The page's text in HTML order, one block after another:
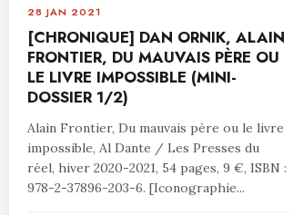
28 JAN 2021
[CHRONIQUE] DAN ORNIK, ALAIN
FRONTIER, DU MAUVAIS PÈRE OU
LE LIVRE IMPOSSIBLE (MINI-
DOSSIER 1/2)
Alain Frontier, Du mauvais père ou le livre
impossible, Al Dante / Les Presses du
réel, hiver 2020-2021, 54 pages, 9 €, ISBN :
978-2-37896-203-6. [Iconographie...